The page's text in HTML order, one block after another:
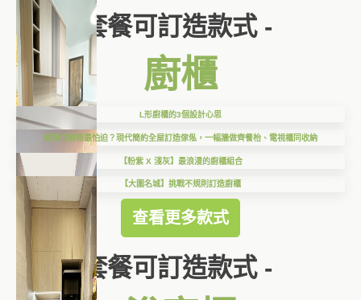
套餐可訂造款式 -
廚櫃
L形廚櫃的3個設計心思
細單位裝修最怕迫？現代簡約全屋訂造傢俬，一幅牆做齊餐枱、電視櫃同收納
【粉紫 X 淺灰】最浪漫的廚櫃組合
【大圍名城】挑戰不規則訂造廚櫃
查看更多款式
套餐可訂造款式 -